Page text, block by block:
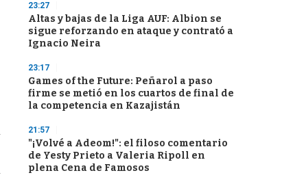
23:27
Altas y bajas de la Liga AUF: Albion se
sigue reforzando en ataque y contrató a
Ignacio Neira
23:17
Games of the Future: Peñarol a paso
firme se metió en los cuartos de final de
la competencia en Kazajistán
21:57
"¡Volvé a Adeom!": el filoso comentario
de Yesty Prieto a Valeria Ripoll en
plena Cena de Famosos